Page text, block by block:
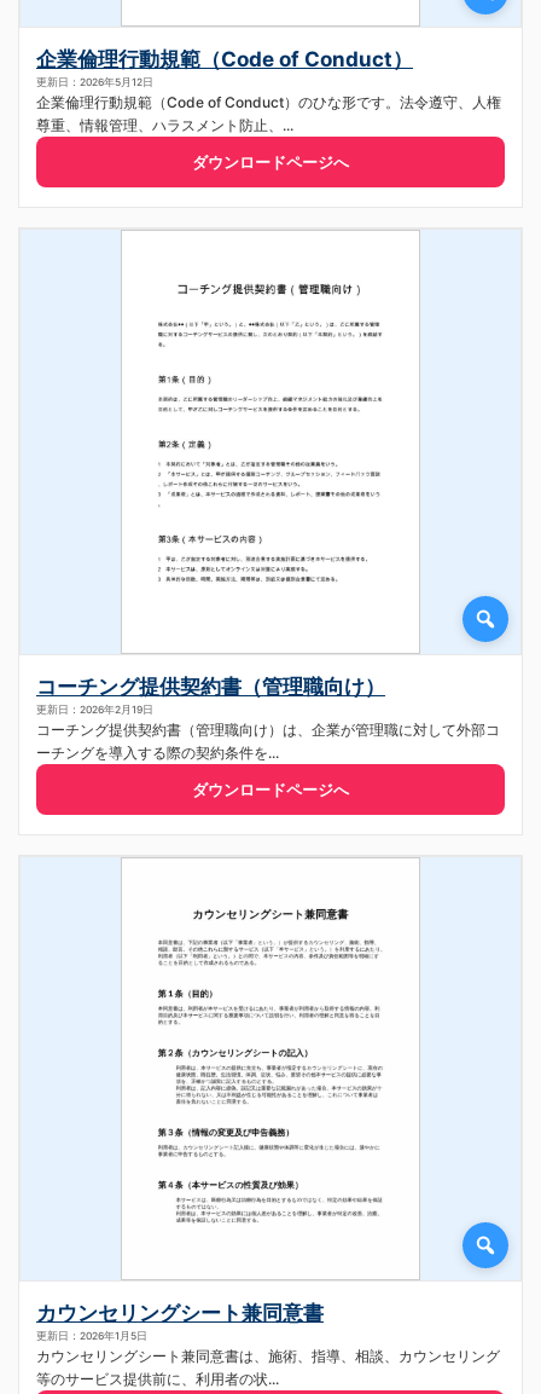
企業倫理行動規範（Code of Conduct）
更新日：2026年5月12日
企業倫理行動規範（Code of Conduct）のひな形です。法令遵守、人権
尊重、情報管理、ハラスメント防止、...
ダウンロードページへ
コーチング提供契約書（管理職向け）
更新日：2026年2月19日
コーチング提供契約書（管理職向け）は、企業が管理職に対して外部コ
ーチングを導入する際の契約条件を...
ダウンロードページへ
カウンセリングシート兼同意書
更新日：2026年1月5日
カウンセリングシート兼同意書は、施術、指導、相談、カウンセリング
等のサービス提供前に、利用者の状...